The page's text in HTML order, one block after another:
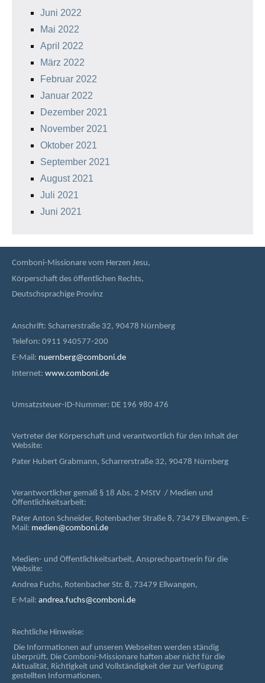
Juni 2022
Mai 2022
April 2022
März 2022
Februar 2022
Januar 2022
Dezember 2021
November 2021
Oktober 2021
September 2021
August 2021
Juli 2021
Juni 2021
Comboni-Missionare vom Herzen Jesu,
Körperschaft des öffentlichen Rechts,
Deutschsprachige Provinz
Anschrift: Scharrerstraße 32, 90478 Nürnberg
Telefon: 0911 940577-200
E-Mail: nuernberg@comboni.de
Internet: www.comboni.de
Umsatzsteuer-ID-Nummer: DE 196 980 476
Vertreter der Körperschaft und verantwortlich für den Inhalt der
Website:
Pater Hubert Grabmann, Scharrerstraße 32, 90478 Nürnberg
Verantwortlicher gemäß § 18 Abs. 2 MStV / Medien und
Öffentlichkeitsarbeit:
Pater Anton Schneider, Rotenbacher Straße 8, 73479 Ellwangen, E-
Mail: medien@comboni.de
Medien- und Öffentlichkeitsarbeit, Ansprechpartnerin für die
Website:
Andrea Fuchs, Rotenbacher Str. 8, 73479 Ellwangen,
E-Mail: andrea.fuchs@comboni.de
Rechtliche Hinweise:
Die Informationen auf unseren Webseiten werden ständig
überprüft. Die Comboni-Missionare haften aber nicht für die
Aktualität, Richtigkeit und Vollständigkeit der zur Verfügung
gestellten Informationen.